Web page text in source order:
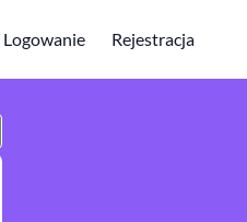
Logowanie Rejestracja